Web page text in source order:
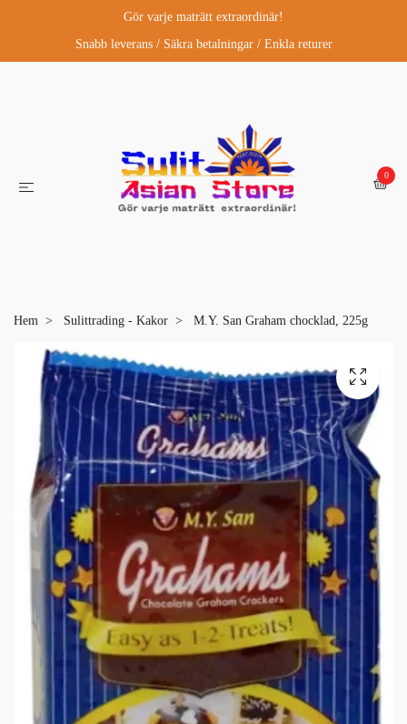
Gör varje maträtt extraordinär!
Snabb leverans / Säkra betalningar / Enkla returer
0
Hem Sulittrading - Kakor M.Y. San Graham chocklad, 225g